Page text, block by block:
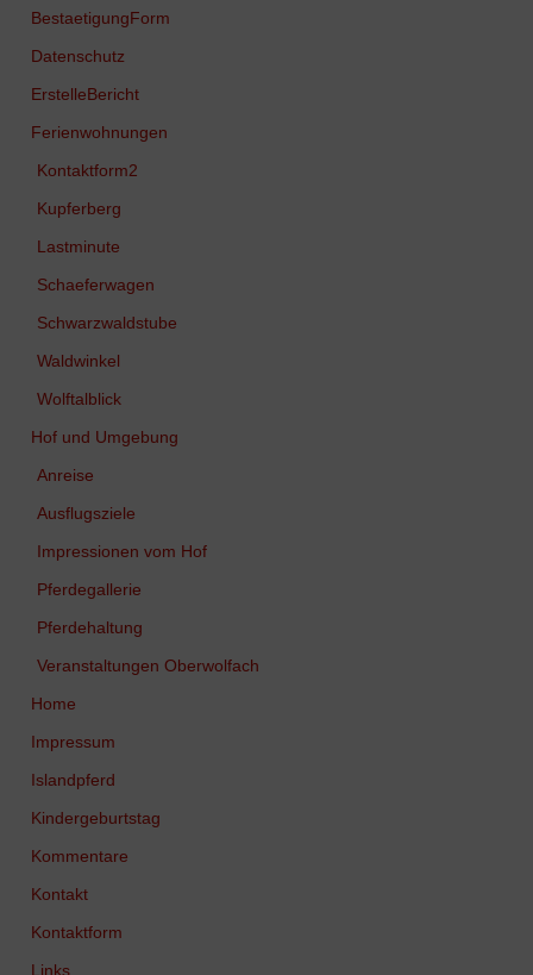
BestaetigungForm
Datenschutz
ErstelleBericht
Ferienwohnungen
Kontaktform2
Kupferberg
Lastminute
Schaeferwagen
Schwarzwaldstube
Waldwinkel
Wolftalblick
Hof und Umgebung
Anreise
Ausflugsziele
Impressionen vom Hof
Pferdegallerie
Pferdehaltung
Veranstaltungen Oberwolfach
Home
Impressum
Islandpferd
Kindergeburtstag
Kommentare
Kontakt
Kontaktform
Links